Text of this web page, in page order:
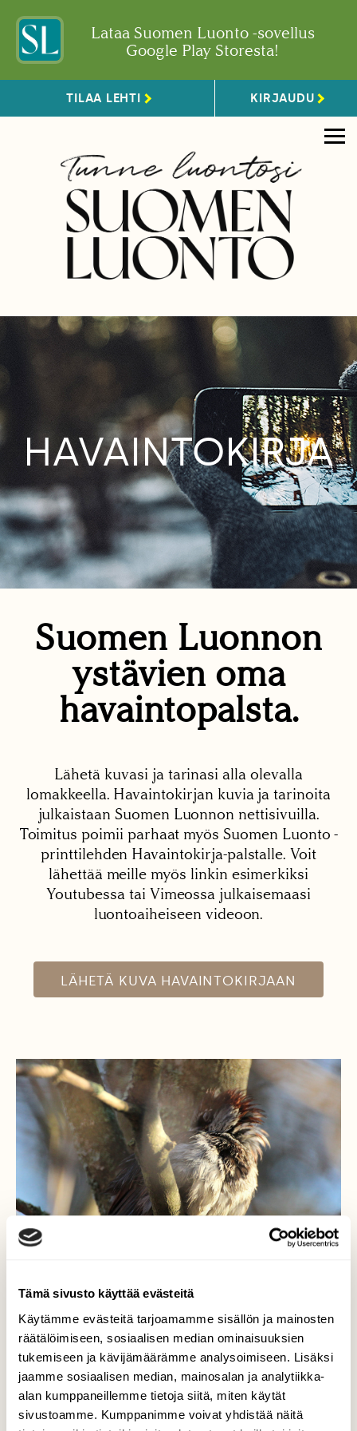
Tämä sivusto käyttää evästeitä
Käytämme evästeitä tarjoamamme sisällön ja mainosten
räätälöimiseen, sosiaalisen median ominaisuuksien
tukemiseen ja kävijämäärämme analysoimiseen. Lisäksi
jaamme sosiaalisen median, mainosalan ja analytiikka-
alan kumppaneillemme tietoja siitä, miten käytät
sivustoamme. Kumppanimme voivat yhdistää näitä
Lataa Suomen Luonto -sovellus
Google Play Storesta!
TILAA LEHTI KIRJAUDU
HAVAINTOKIRJA
Suomen Luonnon
ystävien oma
havaintopalsta.
Lähetä kuvasi ja tarinasi alla olevalla
lomakkeella. Havaintokirjan kuvia ja tarinoita
julkaistaan Suomen Luonnon nettisivuilla.
Toimitus poimii parhaat myös Suomen Luonto -
printtilehden Havaintokirja-palstalle. Voit
lähettää meille myös linkin esimerkiksi
Youtubessa tai Vimeossa julkaisemaasi
luontoaiheiseen videoon.
LÄHETÄ KUVA HAVAINTOKIRJAAN
Punkkarilintu